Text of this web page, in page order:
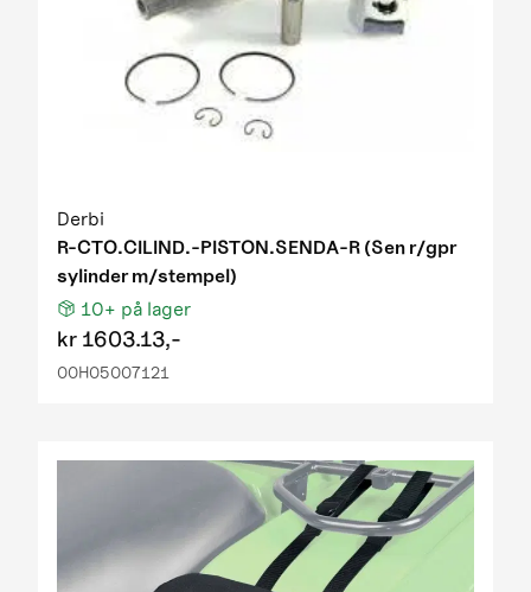
Derbi
R-CTO.CILIND.-PISTON.SENDA-R (Sen r/gpr
sylinder m/stempel)
10+ på lager
kr 1603.13,-
00H05007121